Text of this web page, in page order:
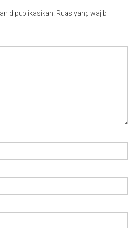
dipublikasikan. Ruas yang wajib